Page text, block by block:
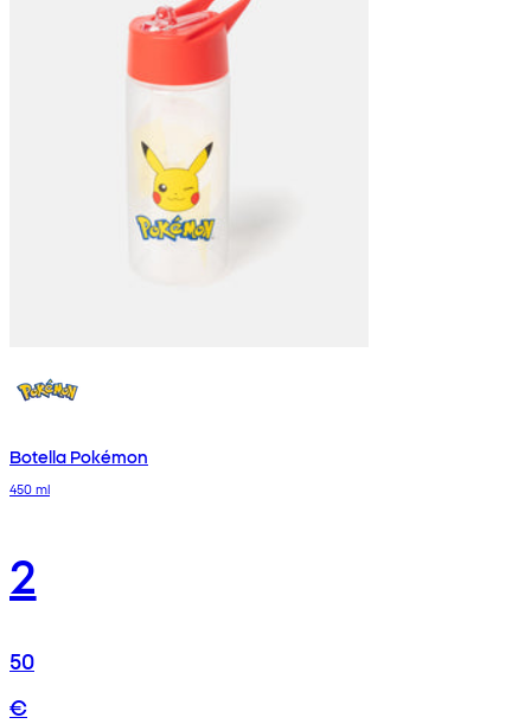
Botella Pokémon
450 ml
2
50
€